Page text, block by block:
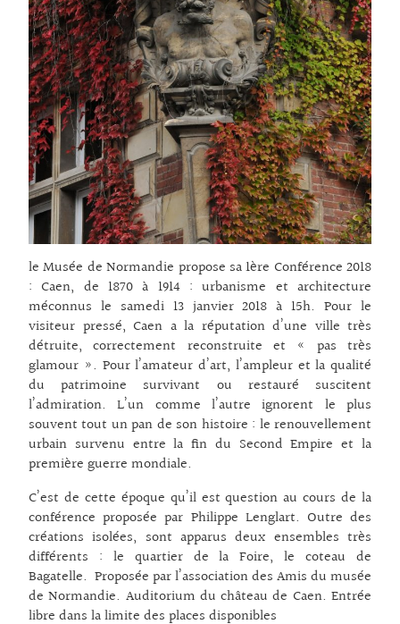
le Musée de Normandie propose sa 1ère Conférence 2018
: Caen, de 1870 à 1914 : urbanisme et architecture
méconnus le samedi 13 janvier 2018 à 15h. Pour le
visiteur pressé, Caen a la réputation d’une ville très
détruite, correctement reconstruite et « pas très
glamour ». Pour l’amateur d’art, l’ampleur et la qualité
du patrimoine survivant ou restauré suscitent
l’admiration. L’un comme l’autre ignorent le plus
souvent tout un pan de son histoire : le renouvellement
urbain survenu entre la fin du Second Empire et la
première guerre mondiale.
C’est de cette époque qu’il est question au cours de la
conférence proposée par Philippe Lenglart. Outre des
créations isolées, sont apparus deux ensembles très
différents : le quartier de la Foire, le coteau de
Bagatelle. Proposée par l’association des Amis du musée
de Normandie. Auditorium du château de Caen. Entrée
libre dans la limite des places disponibles